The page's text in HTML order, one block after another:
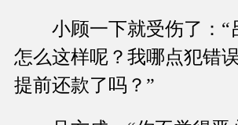
小顾一下就受伤了：“
怎么这样呢？我哪点犯错
提前还款了吗？”